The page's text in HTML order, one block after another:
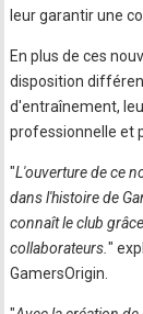
leur garantir une
En plus de ces
disposition
d'entraînement,
professionnelle et
"L'ouverture de ce
dans l'histoire de
connaît le club
collaborateurs."
GamersOrigin.